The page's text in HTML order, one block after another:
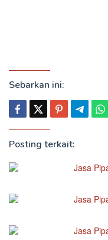
Sebarkan ini:
Posting terkait:
Jasa
Jasa
Jasa